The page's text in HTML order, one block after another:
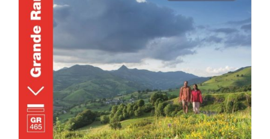
ACHETER LE PRODUIT DÉTAILS